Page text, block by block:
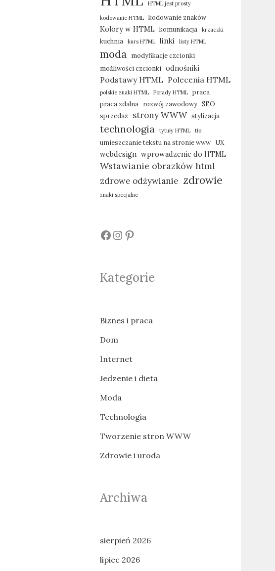
HTML jest prosty
kodowanie HTML kodowanie znaków
Kolory w HTML komunikacja krzaczki
kuchnia kurs HTML linki listy HTML
moda
modyfikacje czcionki
możliwości czcionki
odnośniki
Podstawy HTML Polecenia HTML
polskie znaki HTML Porady HTML
praca
praca zdalna
rozwój zawodowy SEO
sprzedaż
strony WWW stylizacja
technologia tytuły HTML tło
umieszczanie tekstu na stronie www UX
webdesign wprowadzenie do HTML
Wstawianie obrazków html
zdrowe odżywianie zdrowie
znaki specjalne
# # #
Kategorie
Biznes i praca
Dom
Internet
Jedzenie i dieta
Moda
Technologia
Tworzenie stron WWW
Zdrowie i uroda
Archiwa
sierpień 2026
lipiec 2026